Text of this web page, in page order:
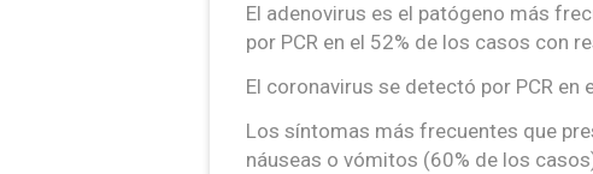
El adenovirus es el patógeno más
por PCR en el 52% de los casos con
El coronavirus se detectó por PCR en
Los síntomas más frecuentes que
náuseas o vómitos (60% de los